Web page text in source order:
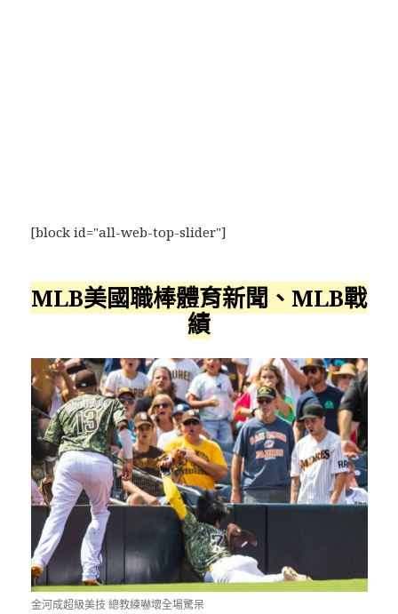
[block id="all-web-top-slider"]
MLB美國職棒體育新聞、MLB戰
績
金河成超級美技 總教練嚇壞全場驚呆